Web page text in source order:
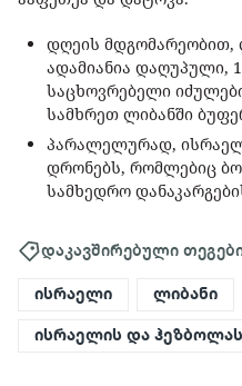
დღეის მდგომარეობით,
ადამიანია დაღუპული,
საცხოვრებელი
სამხრეთ ლიბანში
პარალელურად,
დრონებს, რომლებიც
სამხედრო
დაკავშირებული
ისრაელი ლიბანი
ისრაელის და